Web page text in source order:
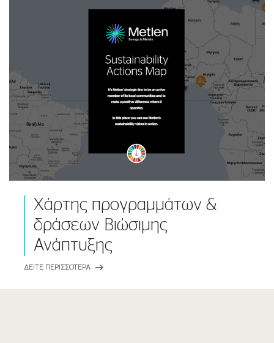
Χάρτης προγραμμάτων &
δράσεων Βιώσιμης
Ανάπτυξης
ΔΕΙΤΕ ΠΕΡΙΣΣΟΤΕΡΑ